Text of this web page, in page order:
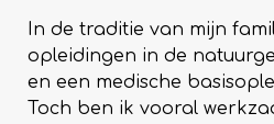
In de traditie van mijn
opleidingen in de
en een medische
Toch ben ik vooral